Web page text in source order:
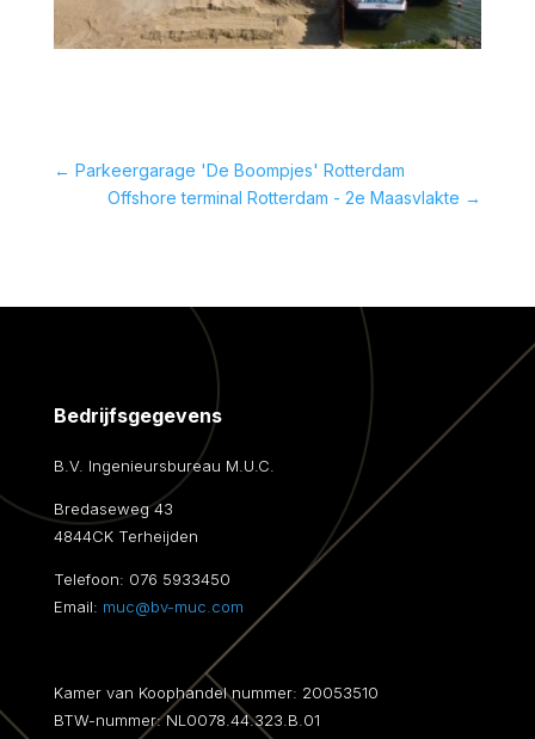
← Parkeergarage 'De Boompjes' Rotterdam
Offshore terminal Rotterdam - 2e Maasvlakte →
Bedrijfsgegevens
B.V. Ingenieursbureau M.U.C.
Bredaseweg 43
4844CK Terheijden
Telefoon: 076 5933450
Email: muc@bv-muc.com
Kamer van Koophandel nummer: 20053510
BTW-nummer: NL0078.44.323.B.01